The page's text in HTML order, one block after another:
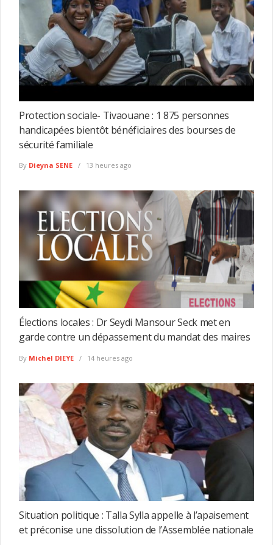
Protection sociale- Tivaouane : 1 875 personnes
handicapées bientôt bénéficiaires des bourses de
sécurité familiale
By Dieyna SENE 13 heures ago
Élections locales : Dr Seydi Mansour Seck met en
garde contre un dépassement du mandat des maires
By Michel DIEYE 14 heures ago
Situation politique : Talla Sylla appelle à l’apaisement
et préconise une dissolution de l’Assemblée nationale